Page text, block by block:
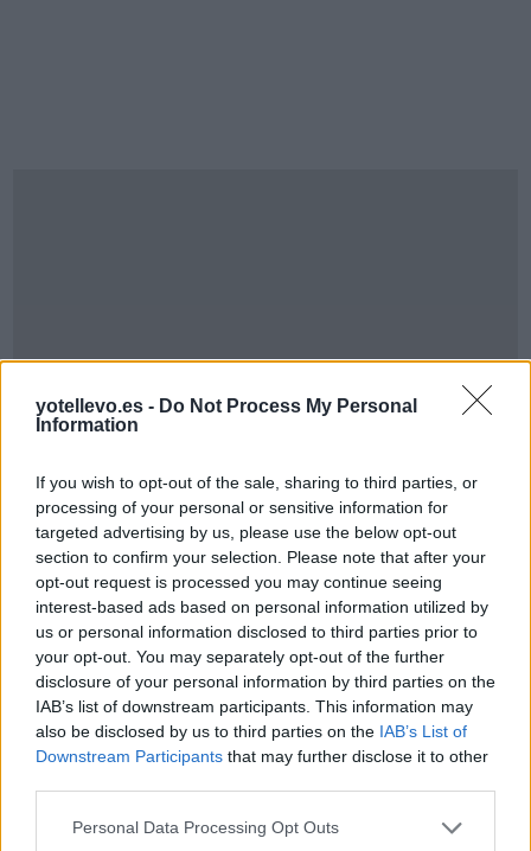
yotellevo.es - Do Not Process My Personal
Information
If you wish to opt-out of the sale, sharing to third parties, or
processing of your personal or sensitive information for
targeted advertising by us, please use the below opt-out
section to confirm your selection. Please note that after your
opt-out request is processed you may continue seeing
interest-based ads based on personal information utilized by
us or personal information disclosed to third parties prior to
your opt-out. You may separately opt-out of the further
disclosure of your personal information by third parties on the
IAB’s list of downstream participants. This information may
also be disclosed by us to third parties on the IAB’s List of
Downstream Participants that may further disclose it to other
Personal Data Processing Opt Outs
Cómo ir desde Santander Cantabria a Vid Y
Barrios Soria